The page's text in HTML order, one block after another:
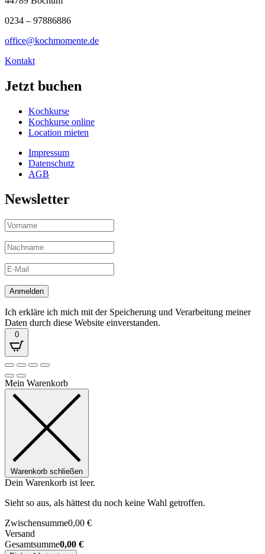
0234 – 97886886
office@kochmomente.de
Kontakt
Jetzt buchen
Kochkurse
Kochkurse online
Location mieten
Impressum
Datenschutz
AGB
Newsletter
Ich erkläre ich mich mit der Speicherung und Verarbeitung meiner
Daten durch diese Website einverstanden.
0
Mein Warenkorb
Warenkorb schließen
Dein Warenkorb ist leer.
Sieht so aus, als hättest du noch keine Wahl getroffen.
Zwischensumme0,00 €
Versand
Gesamtsumme0,00 €